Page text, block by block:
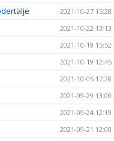
2021-10-27 15:28
2021-10-22 13:13
2021-10-19 15:52
2021-10-19 12:45
2021-10-05 17:28
2021-09-29 13:00
2021-09-24 12:19
2021-09-21 12:00